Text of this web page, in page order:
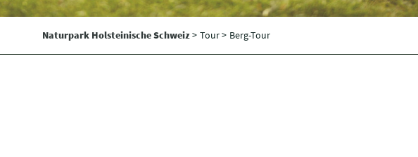
Naturpark Holsteinische Schweiz> Tour > Berg-Tour